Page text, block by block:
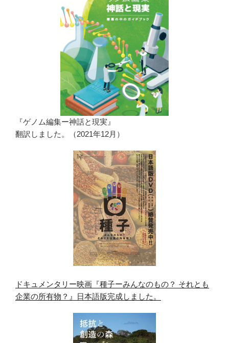
『ゲノム編集ー神話と現実』
翻訳しました。（2021年12月）
ドキュメンタリー映画『種子ーみんなのもの？ それとも
企業の所有物？』日本語版完成しました。